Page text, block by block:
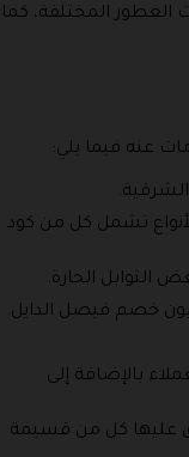
العطور المختلفة، كما
عنه فيما يلي:
تشمل كل من كود
التوابل الحارة.
خصم فيصل الدايل.
بالإضافة إلى
عليها كل من قسيمة